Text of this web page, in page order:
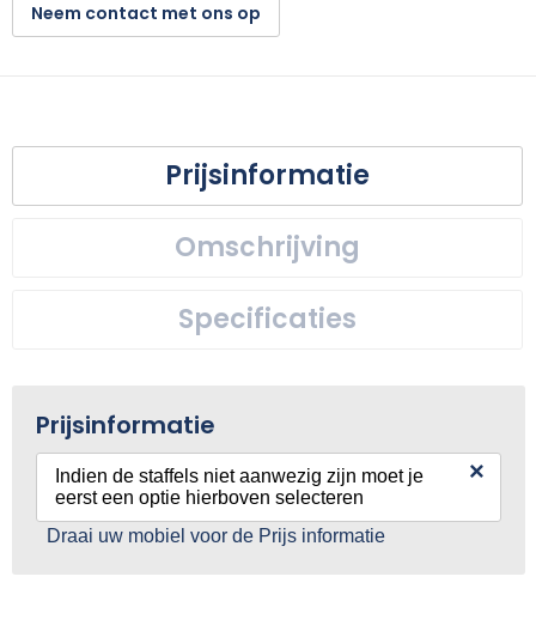
Neem contact met ons op
Prijsinformatie
Omschrijving
Specificaties
Prijsinformatie
Indien de staffels niet aanwezig zijn moet je
eerst een optie hierboven selecteren
×
Draai uw mobiel voor de Prijs informatie